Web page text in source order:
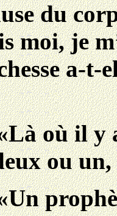
du
moi, je
a-t-
où il y
ou